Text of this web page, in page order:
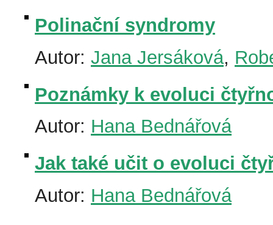
Polinační syndromy
Autor: Jana Jersáková,
Poznámky k evoluci
Autor: Hana Bednářová
Jak také učit o evoluci
Autor: Hana Bednářová